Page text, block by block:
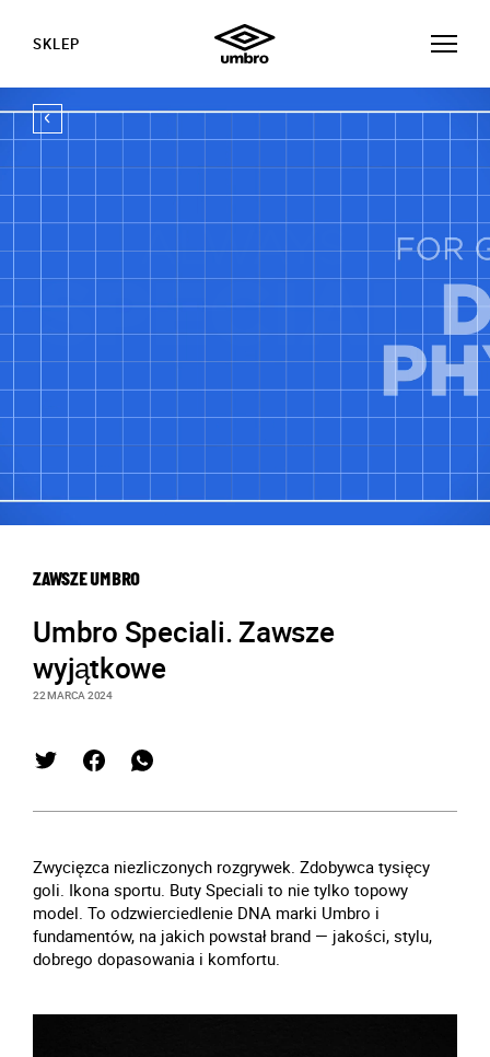
SKLEP
ZAWSZE UMBRO
Umbro Speciali. Zawsze
wyjątkowe
22 MARCA 2024
Zwycięzca niezliczonych rozgrywek. Zdobywca tysięcy
goli. Ikona sportu. Buty Speciali to nie tylko topowy
model. To odzwierciedlenie DNA marki Umbro i
fundamentów, na jakich powstał brand — jakości, stylu,
dobrego dopasowania i komfortu.